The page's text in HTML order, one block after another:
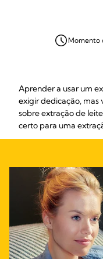
Momento
Aprender a usar um
exigir dedicação, mas
sobre extração de
certo para uma